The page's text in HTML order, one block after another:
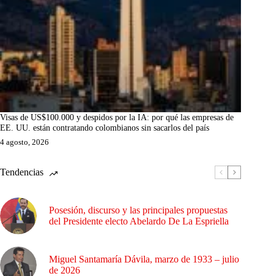
Visas de US$100.000 y despidos por la IA: por qué las empresas de
EE. UU. están contratando colombianos sin sacarlos del país
4 agosto, 2026
Tendencias
Posesión, discurso y las principales propuestas
del Presidente electo Abelardo De La Espriella
Miguel Santamaría Dávila, marzo de 1933 – julio
de 2026